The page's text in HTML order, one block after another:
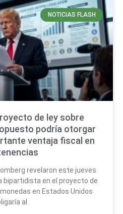
NOTICIAS FLASH
de ley sobre
podría otorgar
ventaja fiscal en
revelaron este jueves
bipartidista en el proyecto de
en Estados Unidos
al